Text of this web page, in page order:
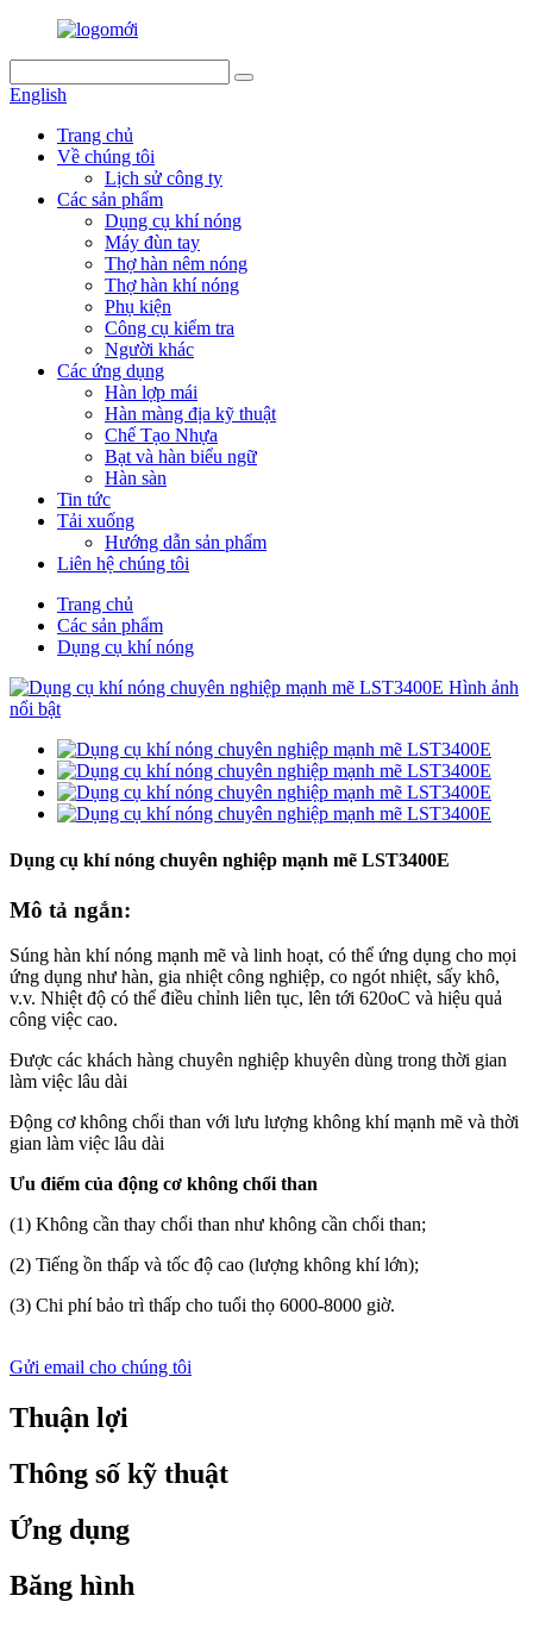
English
Trang chủ
Về chúng tôi
Lịch sử công ty
Các sản phẩm
Dụng cụ khí nóng
Máy đùn tay
Thợ hàn nêm nóng
Thợ hàn khí nóng
Phụ kiện
Công cụ kiểm tra
Người khác
Các ứng dụng
Hàn lợp mái
Hàn màng địa kỹ thuật
Chế Tạo Nhựa
Bạt và hàn biểu ngữ
Hàn sàn
Tin tức
Tải xuống
Hướng dẫn sản phẩm
Liên hệ chúng tôi
Trang chủ
Các sản phẩm
Dụng cụ khí nóng
Dụng cụ khí nóng chuyên nghiệp mạnh mẽ LST3400E
Mô tả ngắn:
Súng hàn khí nóng mạnh mẽ và linh hoạt, có thể ứng dụng cho mọi
ứng dụng như hàn, gia nhiệt công nghiệp, co ngót nhiệt, sấy khô,
v.v. Nhiệt độ có thể điều chỉnh liên tục, lên tới 620oC và hiệu quả
công việc cao.
Được các khách hàng chuyên nghiệp khuyên dùng trong thời gian
làm việc lâu dài
Động cơ không chổi than với lưu lượng không khí mạnh mẽ và thời
gian làm việc lâu dài
Ưu điểm của động cơ không chổi than
(1) Không cần thay chổi than như không cần chổi than;
(2) Tiếng ồn thấp và tốc độ cao (lượng không khí lớn);
(3) Chi phí bảo trì thấp cho tuổi thọ 6000-8000 giờ.
Gửi email cho chúng tôi
Thuận lợi
Thông số kỹ thuật
Ứng dụng
Băng hình